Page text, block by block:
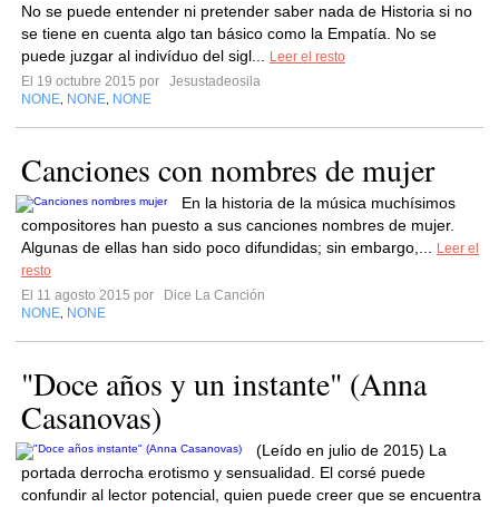
No se puede entender ni pretender saber nada de Historia si no
se tiene en cuenta algo tan básico como la Empatía. No se
puede juzgar al indivíduo del sigl...
Leer el resto
El 19 octubre 2015 por
Jesustadeosila
NONE NONE NONE
Canciones con nombres de mujer
En la historia de la música muchísimos
compositores han puesto a sus canciones nombres de mujer.
Algunas de ellas han sido poco difundidas; sin embargo,...
Leer el
resto
El 11 agosto 2015 por
Dice La Canción
NONE NONE
"Doce años y un instante" (Anna
Casanovas)
(Leído en julio de 2015) La
portada derrocha erotismo y sensualidad. El corsé puede
confundir al lector potencial, quien puede creer que se encuentra